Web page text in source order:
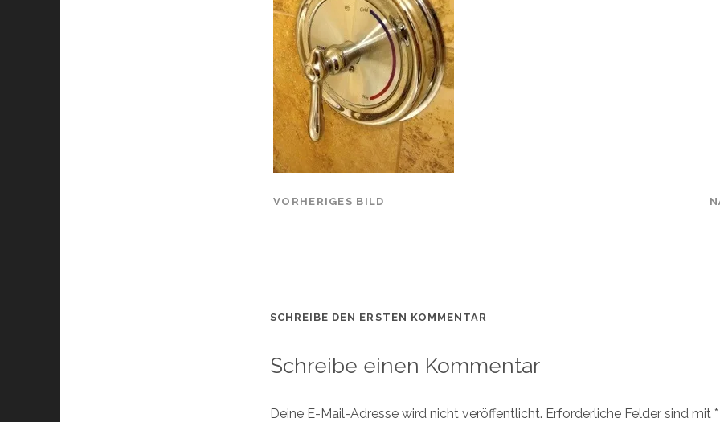
VORHERIGES BILD
SCHREIBE DEN ERSTEN KOMMENTAR
Schreibe einen Kommentar
Deine E-Mail-Adresse wird nicht veröffentlicht. Erforderliche Felder sind mit *